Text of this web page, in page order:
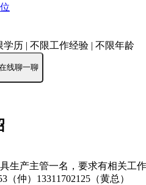
学历 | 不限工作经验 | 不限年龄
线聊一聊
产主管一名，要求有相关工
仲）13311702125（黄总）